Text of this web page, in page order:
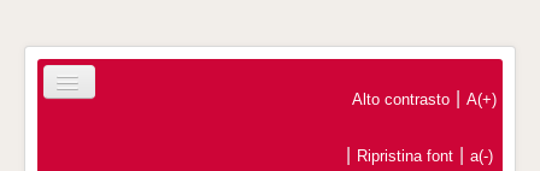
Alto contrasto A(+)
Ripristina font a(-)